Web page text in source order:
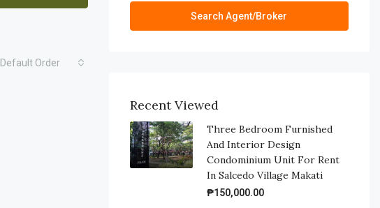
Default Order
Search Agent/Broker
Recent Viewed
Three Bedroom Furnished
And Interior Design
Condominium Unit For Rent
In Salcedo Village Makati
₱150,000.00